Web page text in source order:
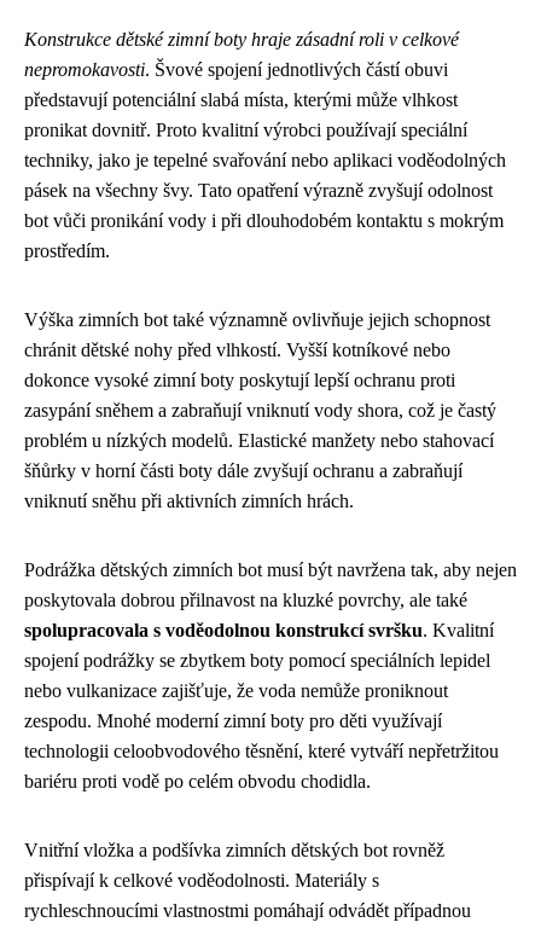
Konstrukce dětské zimní boty hraje zásadní roli v celkové
nepromokavosti. Švové spojení jednotlivých částí obuvi
představují potenciální slabá místa, kterými může vlhkost
pronikat dovnitř. Proto kvalitní výrobci používají speciální
techniky, jako je tepelné svařování nebo aplikaci voděodolných
pásek na všechny švy. Tato opatření výrazně zvyšují odolnost
bot vůči pronikání vody i při dlouhodobém kontaktu s mokrým
prostředím.
Výška zimních bot také významně ovlivňuje jejich schopnost
chránit dětské nohy před vlhkostí. Vyšší kotníkové nebo
dokonce vysoké zimní boty poskytují lepší ochranu proti
zasypání sněhem a zabraňují vniknutí vody shora, což je častý
problém u nízkých modelů. Elastické manžety nebo stahovací
šňůrky v horní části boty dále zvyšují ochranu a zabraňují
vniknutí sněhu při aktivních zimních hrách.
Podrážka dětských zimních bot musí být navržena tak, aby nejen
poskytovala dobrou přilnavost na kluzké povrchy, ale také
spolupracovala s voděodolnou konstrukcí svršku. Kvalitní
spojení podrážky se zbytkem boty pomocí speciálních lepidel
nebo vulkanizace zajišťuje, že voda nemůže proniknout
zespodu. Mnohé moderní zimní boty pro děti využívají
technologii celoobvodového těsnění, které vytváří nepřetržitou
bariéru proti vodě po celém obvodu chodidla.
Vnitřní vložka a podšívka zimních dětských bot rovněž
přispívají k celkové voděodolnosti. Materiály s
rychleschnoucími vlastnostmi pomáhají odvádět případnou